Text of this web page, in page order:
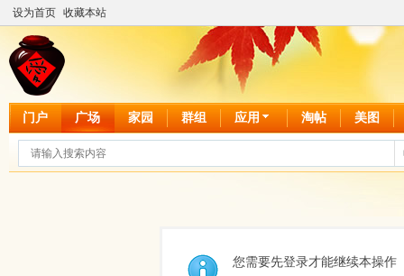
设为首页 收藏本站
门户 广场 家园 群组 应用 淘帖 美图
您需要先登录才能继续本操作